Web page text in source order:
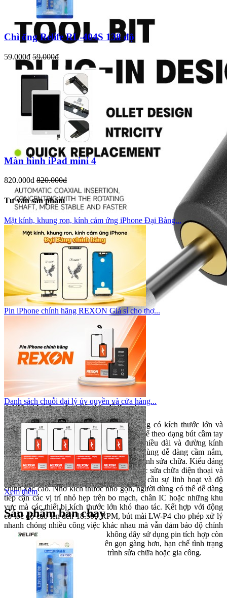
2.2 Thiết kế dạng bút tiện lợi, dễ thao tác
Khác với nhiều dòng máy mài truyền thống có kích thước lớn và
khá cồng kềnh, bút mài LW-P4 được thiết kế theo dạng bút cầm tay
nhỏ gọn với kích thước khoảng 172mm chiều dài và đường kính
thân chỉ 24mm. Thiết kế này giúp người dùng dễ dàng cầm nắm,
kiểm soát và thao tác chính xác trong quá trình sửa chữa. Kiểu dáng
dạng bút đặc biệt phù hợp với các công việc sửa chữa điện thoại và
thiết bị điện tử, nơi từng thao tác đều yêu cầu sự linh hoạt và độ
chính xác cao. Nhờ kích thước nhỏ gọn, người dùng có thể dễ dàng
tiếp cận các vị trí nhỏ hẹp trên bo mạch, chân IC hoặc những khu
vực mà các thiết bị kích thước lớn khó thao tác.Kết hợp với động
cơ tốc độ cao lên đến 18.500 RPM, bút mài LW-P4 cho phép xử lý
nhanh chóng nhiều công việc khác nhau mà vẫn đảm bảo độ chính
xác cần thiết. Ngoài ra, thiết kế không dây sử dụng pin tích hợp còn
giúp không gian làm việc trở nên gọn gàng hơn, hạn chế tình trạng
vướng víu dây nguồn trong quá trình sửa chữa hoặc gia công.
Chì ống Relife RL-404S 138 độ
59.000đ 59.000đ
Màn hình iPad mini 4
820.000đ 820.000đ
Tư vấn sản phẩm
Mặt kính, khung ron, kính cảm ứng iPhone Đại Bàng...
Pin iPhone chính hãng REXON Giá sỉ cho thợ...
Danh sách chuỗi đại lý ủy quyền và cửa hàng...
Xem thêm
Sản phẩm bán chạy